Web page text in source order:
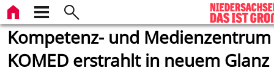
Kompetenz- und Medienzentrum
KOMED erstrahlt in neuem Glanz